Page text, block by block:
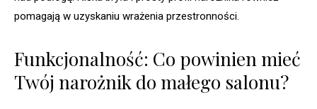
pomagają w uzyskaniu wrażenia przestronności.
Funkcjonalność: Co powinien mieć
Twój narożnik do małego salonu?